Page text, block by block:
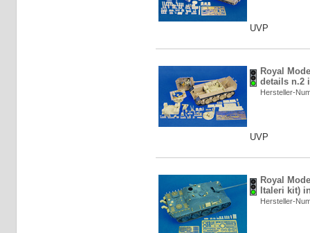
UVP
Royal
details n.2
Hersteller-
UVP
Royal
Italeri kit)
Hersteller-